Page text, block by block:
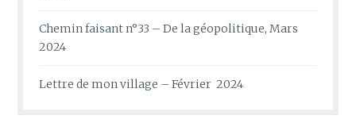
Chemin faisant n°33 – De la géopolitique, Mars
2024
Lettre de mon village – Février 2024